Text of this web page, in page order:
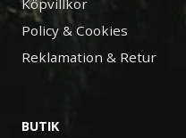
Köpvillkor
Policy & Cookies
Reklamation & Retur
BUTIK